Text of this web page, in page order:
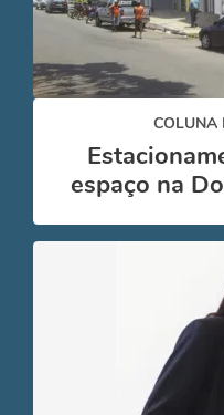
COLUNA
espaço na